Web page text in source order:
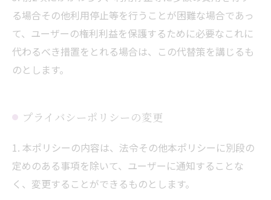
る場合その他利用停止等を行うことが困難な場合であっ
て、ユーザーの権利利益を保護するために必要なこれに
代わるべき措置をとれる場合は、この代替策を講じるも
のとします。
プライバシーポリシーの変更
1. 本ポリシーの内容は、法令その他本ポリシーに別段の
定めのある事項を除いて、ユーザーに通知することな
く、変更することができるものとします。